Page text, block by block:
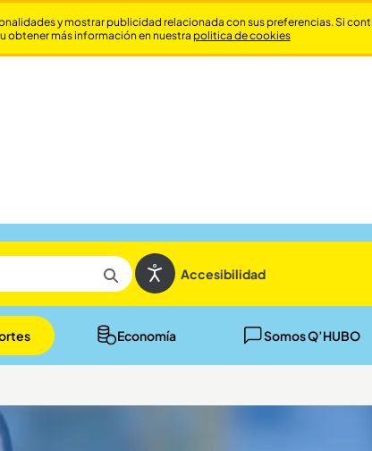
Accesibilidad
Economía Somos Q’HUBO
y mostrar publicidad relacionada con sus preferencias. Si
obtener más información en nuestra politica de cookies